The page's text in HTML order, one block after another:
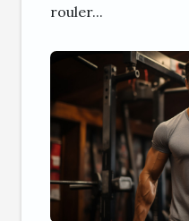
rouler...